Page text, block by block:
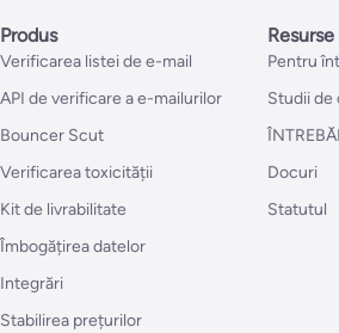
Produs
Verificarea listei de e-mail
API de verificare a e-mailurilor
Bouncer Scut
Verificarea toxicității
Kit de livrabilitate
Îmbogățirea datelor
Integrări
Stabilirea prețurilor
Resurse
Pentru
Studii de
Docuri
Statutul